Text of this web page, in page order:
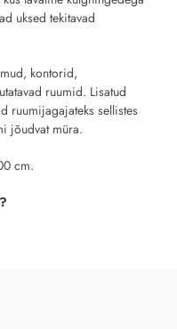
uksed tekitavad
kontorid,
ruumid. Lisatud
ruumijagajateks sellistes
jõudvat müra.
cm.